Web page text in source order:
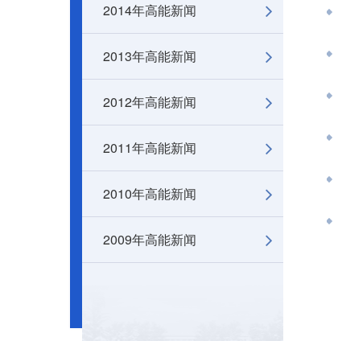
2014年高能新闻
2013年高能新闻
2012年高能新闻
2011年高能新闻
2010年高能新闻
2009年高能新闻